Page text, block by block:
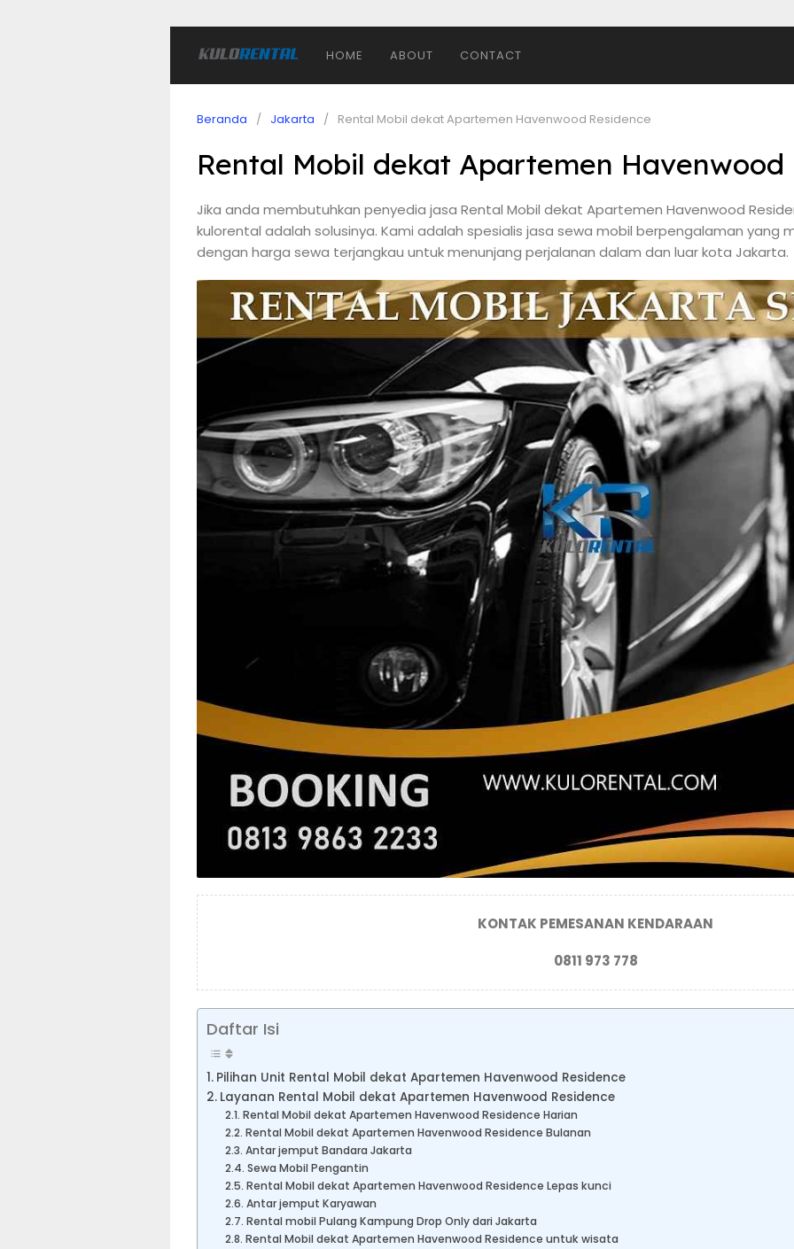
HOME ABOUT CONTACT
Beranda Jakarta Rental Mobil dekat Apartemen Havenwood Residence
Rental Mobil dekat Apartemen Havenwood
Jika anda membutuhkan penyedia jasa Rental Mobil dekat Apartemen Havenwood
kulorental adalah solusinya. Kami adalah spesialis jasa sewa mobil berpengalaman yang
dengan harga sewa terjangkau untuk menunjang perjalanan dalam dan luar kota Jakarta.
KONTAK PEMESANAN KENDARAAN
0811 973 778
Daftar Isi
Pilihan Unit Rental Mobil dekat Apartemen Havenwood Residence
Layanan Rental Mobil dekat Apartemen Havenwood Residence
Rental Mobil dekat Apartemen Havenwood Residence Harian
Rental Mobil dekat Apartemen Havenwood Residence Bulanan
Antar jemput Bandara Jakarta
Sewa Mobil Pengantin
Rental Mobil dekat Apartemen Havenwood Residence Lepas kunci
Antar jemput Karyawan
Rental mobil Pulang Kampung Drop Only dari Jakarta
Rental Mobil dekat Apartemen Havenwood Residence untuk wisata